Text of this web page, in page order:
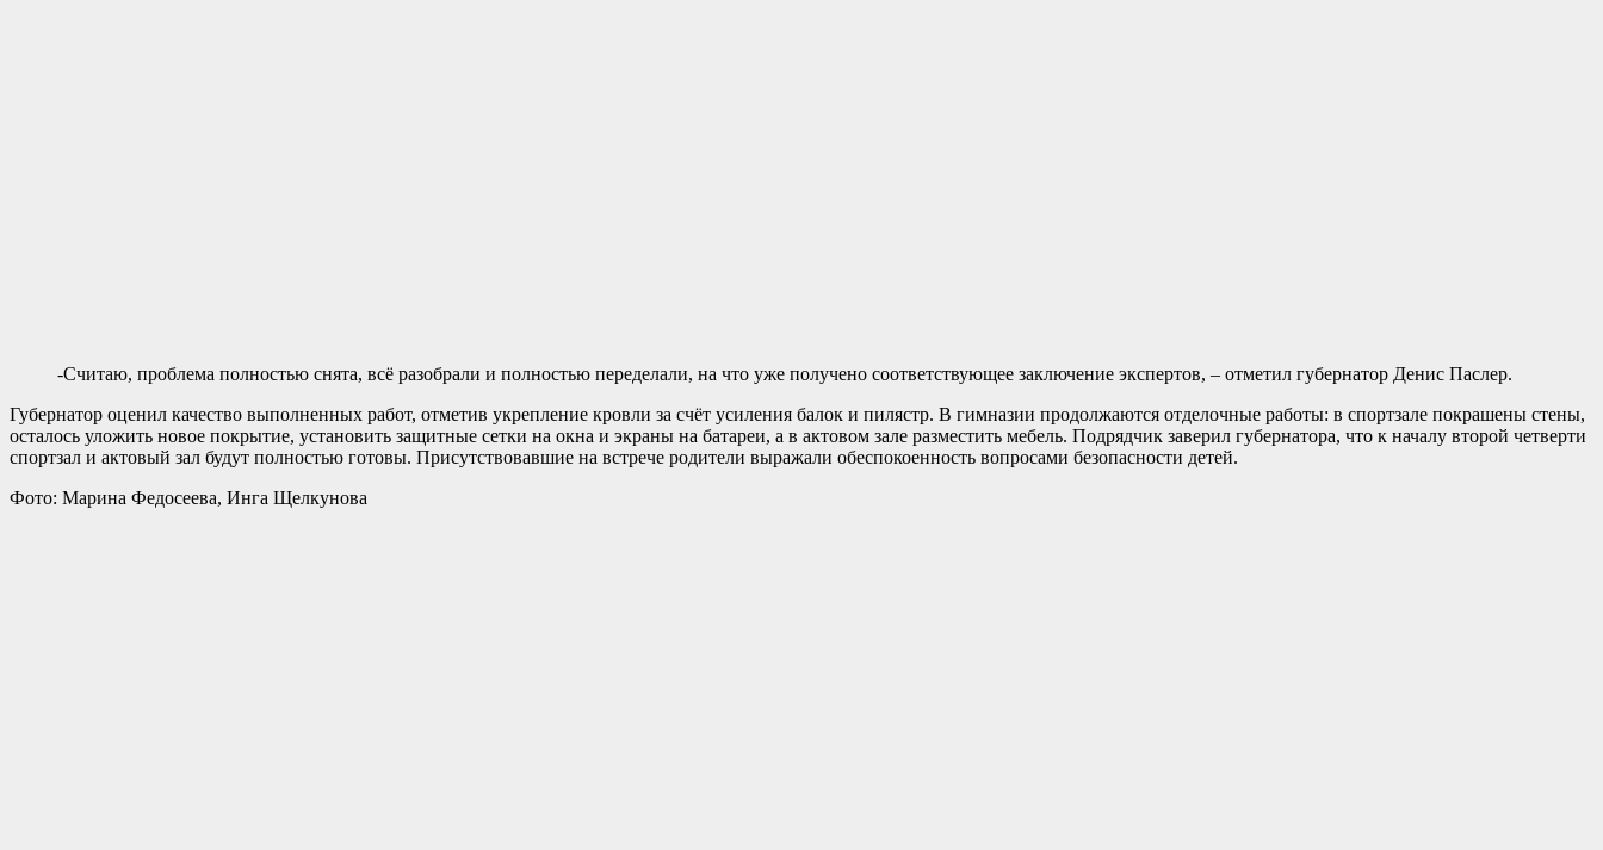
-Считаю, проблема полностью снята, всё разобрали и полностью переделали, на что уже получено соответствующее заключение экспертов, – отметил губернатор Денис Паслер.
Губернатор оценил качество выполненных работ, отметив укрепление кровли за счёт усиления балок и пилястр. В гимназии продолжаются отделочные работы: в спортзале покрашены стены,
осталось уложить новое покрытие, установить защитные сетки на окна и экраны на батареи, а в актовом зале разместить мебель. Подрядчик заверил губернатора, что к началу второй четверти
спортзал и актовый зал будут полностью готовы. Присутствовавшие на встрече родители выражали обеспокоенность вопросами безопасности детей.
Фото: Марина Федосеева, Инга Щелкунова